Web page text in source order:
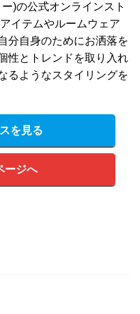
)の公式オンラインスト
イテムやルームウェア
分自身のためにお洒落を
性とトレンドを取り入れ
るようなスタイリングを
を見る
ージへ